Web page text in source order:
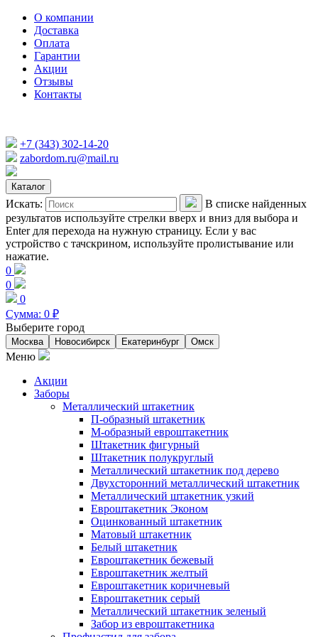
О компании
Доставка
Оплата
Гарантии
Акции
Отзывы
Контакты
+7 (343) 302-14-20
zabordom.ru@mail.ru
Каталог
Искать:
В списке найденных
результатов используйте стрелки вверх и вниз для выбора и
Enter для перехода на нужную страницу. Если у вас
устройство с тачскрином, используйте пролистывание или
нажатие.
0
0
0
Сумма: 0 ₽
Выберите город
Москва Новосибирск Екатеринбург Омск
Меню
Акции
Заборы
Металлический штакетник
П-образный штакетник
М-образный евроштакетник
Штакетник фигурный
Штакетник полукруглый
Металлический штакетник под дерево
Двухсторонний металлический штакетник
Металлический штакетник узкий
Евроштакетник Эконом
Оцинкованный штакетник
Матовый штакетник
Белый штакетник
Евроштакетник бежевый
Евроштакетник желтый
Евроштакетник коричневый
Евроштакетник серый
Металлический штакетник зеленый
Забор из евроштакетника